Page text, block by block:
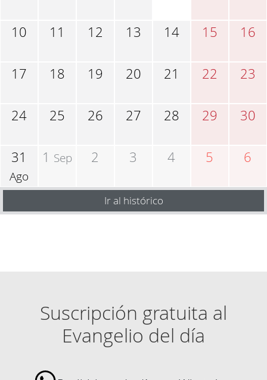
10 11 12 13 14 15 16
17 18 19 20 21 22 23
24 25 26 27 28 29 30
31
Ago
1 Sep 2 3 4 5 6
Ir al histórico
Suscripción gratuita al
Evangelio del día